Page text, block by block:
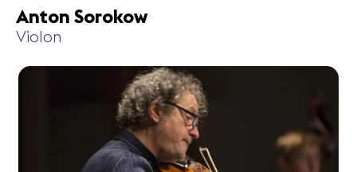
Anton Sorokow
Violon